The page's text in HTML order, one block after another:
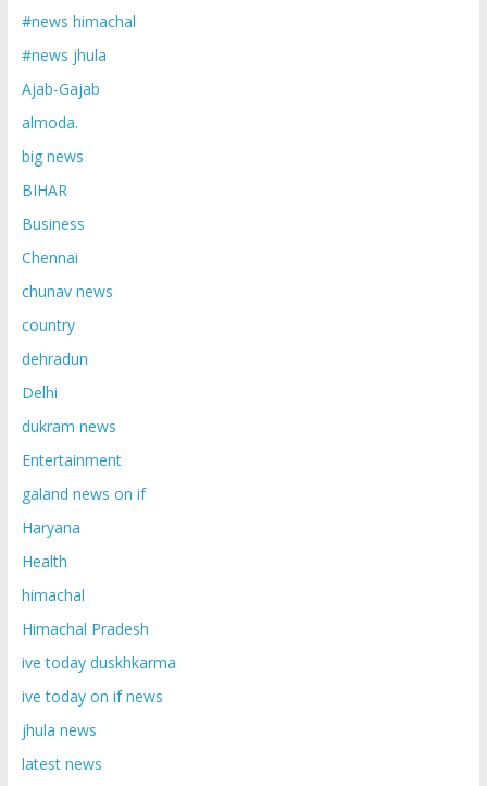
#news himachal
#news jhula
Ajab-Gajab
almoda.
big news
BIHAR
Business
Chennai
chunav news
country
dehradun
Delhi
dukram news
Entertainment
galand news on if
Haryana
Health
himachal
Himachal Pradesh
ive today duskhkarma
ive today on if news
jhula news
latest news